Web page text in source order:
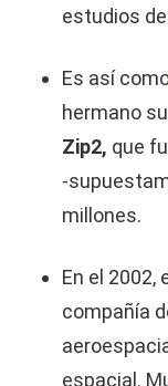
estudios
Es así
hermano
Zip2, que
-
millones.
En el 2002,
compañía
espacial.